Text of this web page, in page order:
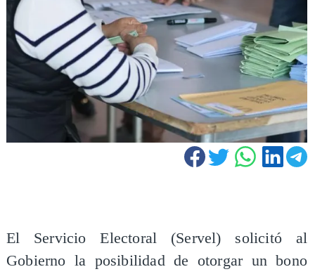
El Servicio Electoral (Servel) solicitó al
Gobierno la posibilidad de otorgar un bono